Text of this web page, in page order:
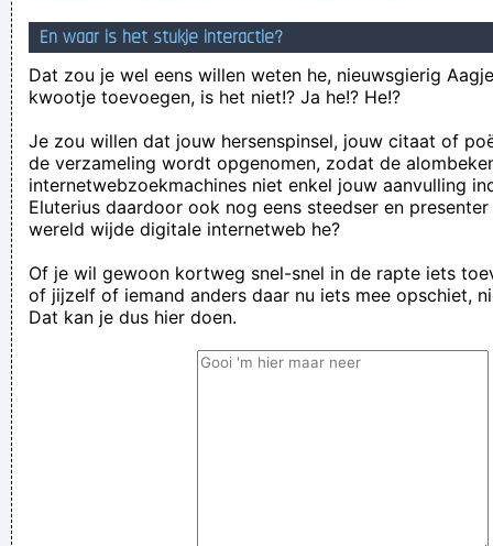
En waar is het stukje interactie?
Dat zou je wel eens willen weten he, nieuwsgierig
kwootje toevoegen, is het niet!? Ja he!? He!?
Je zou willen dat jouw hersenspinsel, jouw citaat of
de verzameling wordt opgenomen, zodat de
internetwebzoekmachines niet enkel jouw aanvulling
Eluterius daardoor ook nog eens steedser en
wereld wijde digitale internetweb he?
Of je wil gewoon kortweg snel-snel in de rapte iets
of jijzelf of iemand anders daar nu iets mee opschiet,
Dat kan je dus hier doen.